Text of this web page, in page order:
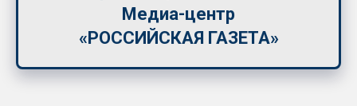
Медиа-центр
«РОССИЙСКАЯ ГАЗЕТА»